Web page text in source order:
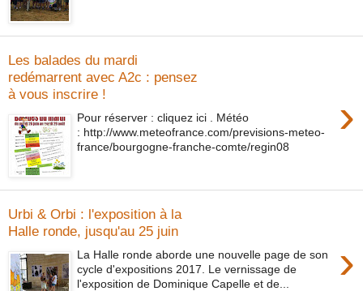
Les balades du mardi
redémarrent avec A2c : pensez
à vous inscrire !
›
Pour réserver : cliquez ici . Météo
: http://www.meteofrance.com/previsions-meteo-
france/bourgogne-franche-comte/regin08
Urbi & Orbi : l'exposition à la
Halle ronde, jusqu'au 25 juin
›
La Halle ronde aborde une nouvelle page de son
cycle d'expositions 2017. Le vernissage de
l'exposition de Dominique Capelle et de...